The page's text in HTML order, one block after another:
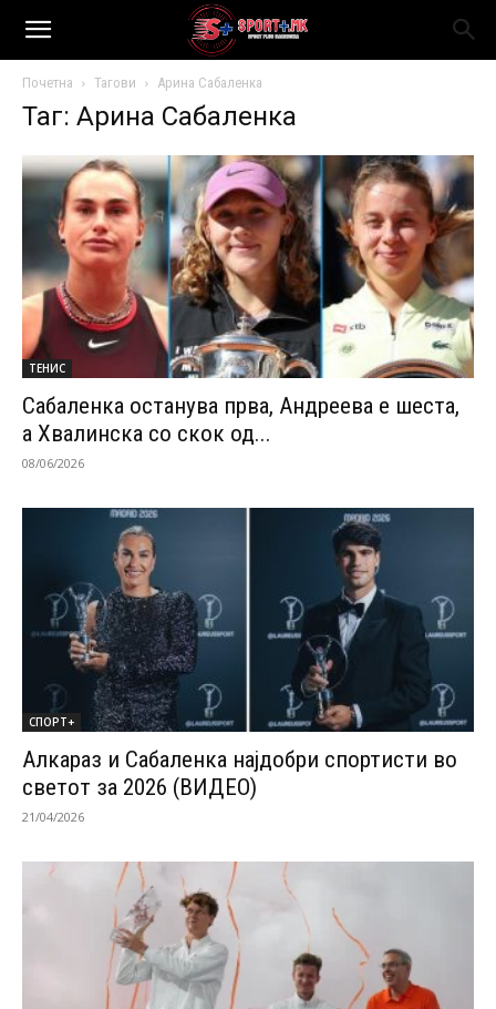
Почетна Тагови Арина Сабаленка
Таг: Арина Сабаленка
ТЕНИС
Сабаленка останува прва, Андреева е шеста,
а Хвалинска со скок од...
08/06/2026
СПОРТ+
Алкараз и Сабаленка најдобри спортисти во
светот за 2026 (ВИДЕО)
21/04/2026